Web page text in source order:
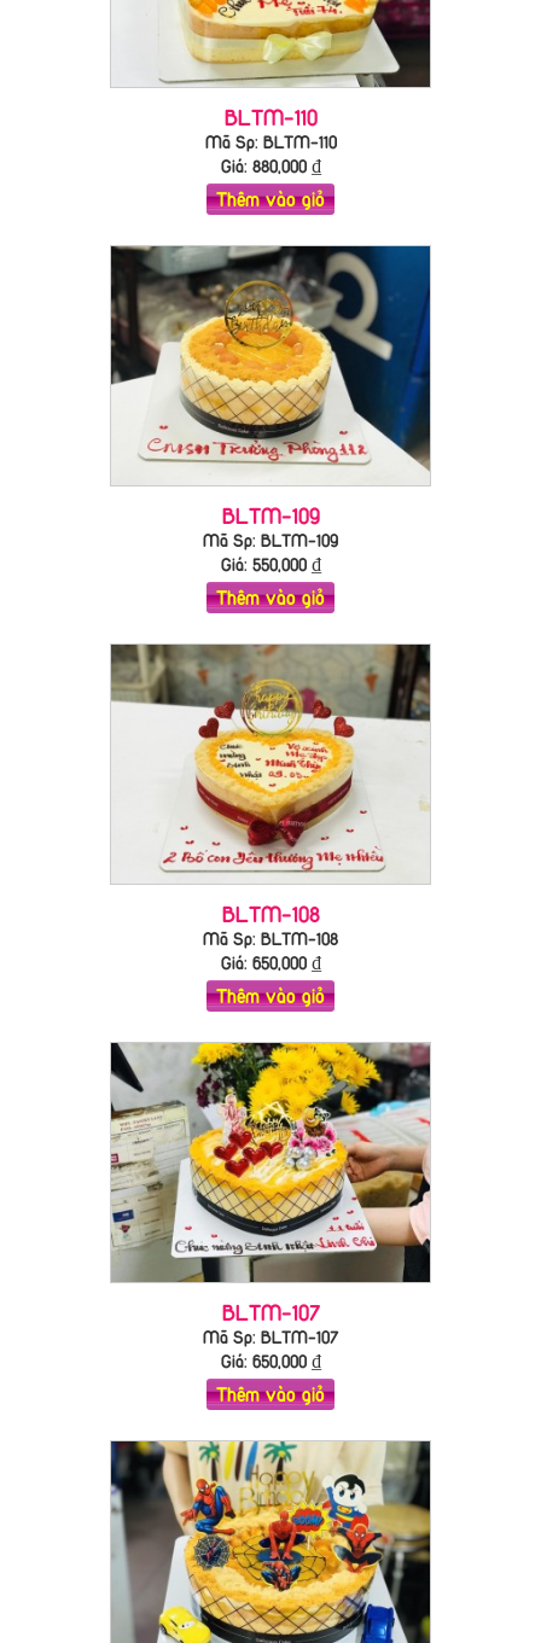
BLTM-110
Mã Sp: BLTM-110
Giá: 880,000₫
Thêm vào giỏ
BLTM-109
Mã Sp: BLTM-109
Giá: 550,000₫
Thêm vào giỏ
BLTM-108
Mã Sp: BLTM-108
Giá: 650,000₫
Thêm vào giỏ
BLTM-107
Mã Sp: BLTM-107
Giá: 650,000₫
Thêm vào giỏ